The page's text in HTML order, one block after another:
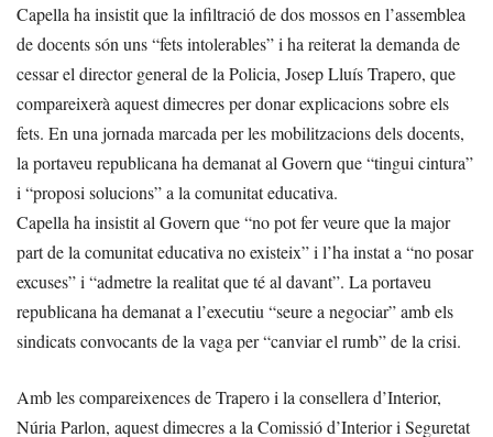
Capella ha insistit que la infiltració de dos mossos en l’assemblea
de docents són uns “fets intolerables” i ha reiterat la demanda de
cessar el director general de la Policia, Josep Lluís Trapero, que
compareixerà aquest dimecres per donar explicacions sobre els
fets. En una jornada marcada per les mobilitzacions dels docents,
la portaveu republicana ha demanat al Govern que “tingui cintura”
i “proposi solucions” a la comunitat educativa.
Capella ha insistit al Govern que “no pot fer veure que la major
part de la comunitat educativa no existeix” i l’ha instat a “no posar
excuses” i “admetre la realitat que té al davant”. La portaveu
republicana ha demanat a l’executiu “seure a negociar” amb els
sindicats convocants de la vaga per “canviar el rumb” de la crisi.
Amb les compareixences de Trapero i la consellera d’Interior,
Núria Parlon, aquest dimecres a la Comissió d’Interior i Seguretat